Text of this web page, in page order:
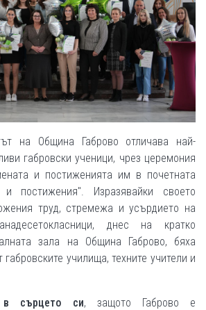
на Община Габрово отличава най-
габровски ученици, чрез церемония
и постиженията им в почетната
постижения". Изразявайки своето
труд, стремежа и усърдието на
днес на кратко
зала на Община Габрово, бяха
училища, техните учители и
в сърцето си, защото Габрово е